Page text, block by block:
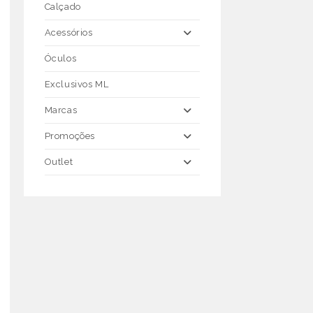
Calçado
Acessórios
Óculos
Exclusivos ML
Marcas
Promoções
Outlet